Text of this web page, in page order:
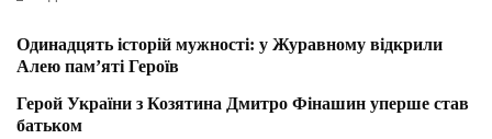
Одинадцять історій мужності: у Журавному відкрили
Алею пам’яті Героїв
Герой України з Козятина Дмитро Фінашин уперше став
батьком